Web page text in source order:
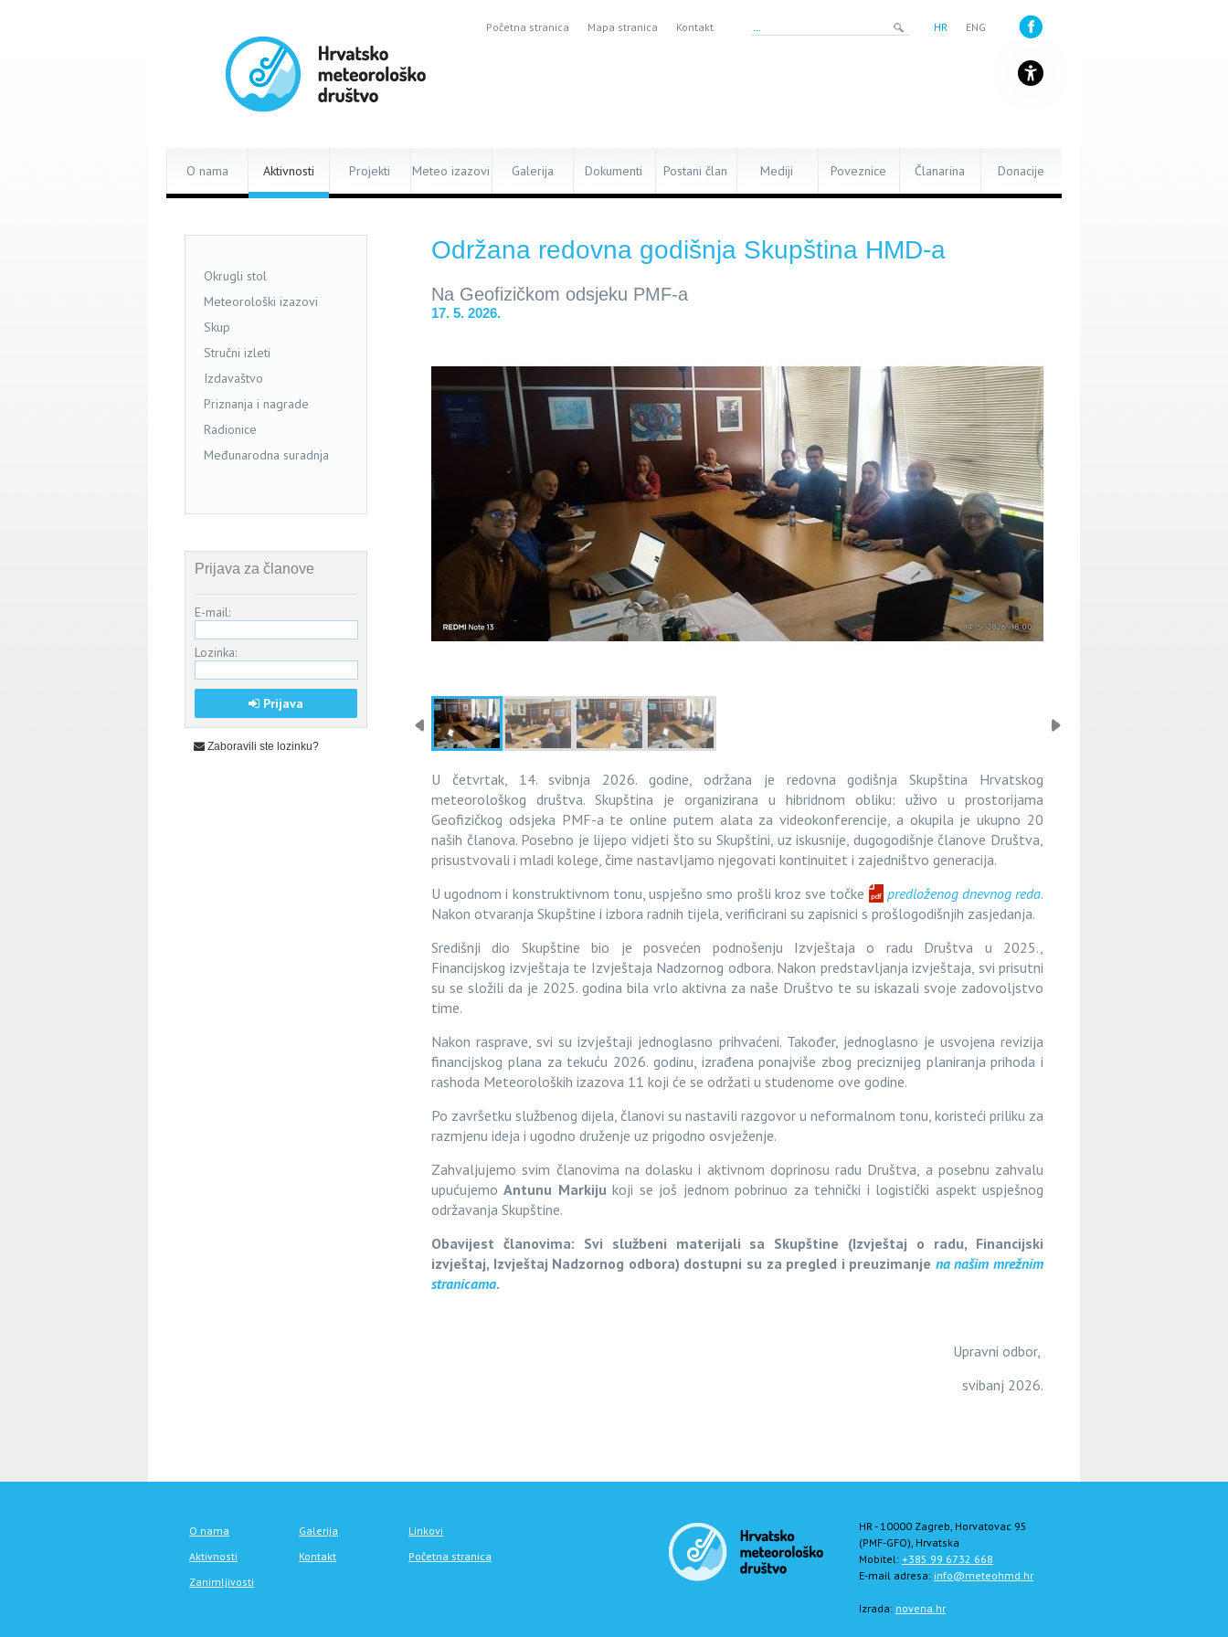
Početna stranica Mapa stranica Kontakt HR ENG
O nama Aktivnosti Projekti Meteo izazovi Galerija Dokumenti Postani član Mediji Poveznice Članarina Donacije
Održana redovna godišnja Skupština HMD-a
Na Geofizičkom odsjeku PMF-a
17. 5. 2026.
U četvrtak, 14. svibnja 2026. godine, održana je redovna godišnja Skupština Hrvatskog
meteorološkog društva. Skupština je organizirana u hibridnom obliku: uživo u prostorijama
Geofizičkog odsjeka PMF-a te online putem alata za videokonferencije, a okupila je ukupno 20
naših članova. Posebno je lijepo vidjeti što su Skupštini, uz iskusnije, dugogodišnje članove Društva,
prisustvovali i mladi kolege, čime nastavljamo njegovati kontinuitet i zajedništvo generacija.
U ugodnom i konstruktivnom tonu, uspješno smo prošli kroz sve točke
predloženog dnevnog reda.
Nakon otvaranja Skupštine i izbora radnih tijela, verificirani su zapisnici s prošlogodišnjih zasjedanja.
Središnji dio Skupštine bio je posvećen podnošenju Izvještaja o radu Društva u 2025.,
Financijskog izvještaja te Izvještaja Nadzornog odbora. Nakon predstavljanja izvještaja, svi prisutni
su se složili da je 2025. godina bila vrlo aktivna za naše Društvo te su iskazali svoje zadovoljstvo
time.
Nakon rasprave, svi su izvještaji jednoglasno prihvaćeni. Također, jednoglasno je usvojena revizija
financijskog plana za tekuću 2026. godinu, izrađena ponajviše zbog preciznijeg planiranja prihoda i
rashoda Meteoroloških izazova 11 koji će se održati u studenome ove godine.
Po završetku službenog dijela, članovi su nastavili razgovor u neformalnom tonu, koristeći priliku za
razmjenu ideja i ugodno druženje uz prigodno osvježenje.
Zahvaljujemo svim članovima na dolasku i aktivnom doprinosu radu Društva, a posebnu zahvalu
upućujemoAntunu Markiju koji se još jednom pobrinuo za tehnički i logistički aspekt uspješnog
održavanja Skupštine.
Obavijest članovima: Svi službeni materijali sa Skupštine (Izvještaj o radu, Financijski
izvještaj, Izvještaj Nadzornog odbora) dostupni su za pregled i preuzimanje na našim mrežnim
stranicama.
Upravni odbor,
svibanj 2026.
Okrugli stol
Meteorološki izazovi
Skup
Stručni izleti
Izdavaštvo
Priznanja i nagrade
Radionice
Međunarodna suradnja
Prijava za članove
E-mail:
Lozinka:
Prijava
Zaboravili ste lozinku?
O nama Galerija
Linkovi
Aktivnosti
Kontakt
Početna stranica
Zanimljivosti
HR - 10000 Zagreb, Horvatovac 95
(PMF-GFO), Hrvatska
Mobitel: +385 99 6732 668
E-mail adresa: info@meteohmd.hr
Izrada: novena.hr